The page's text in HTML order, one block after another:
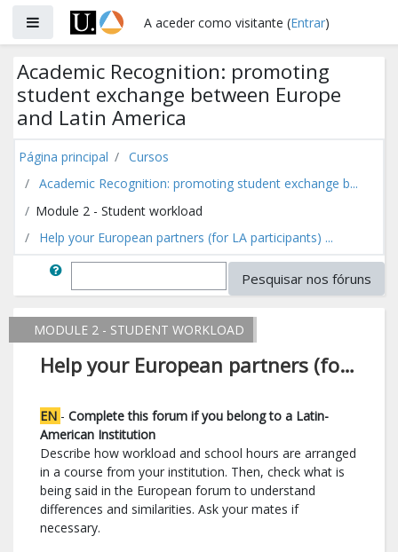
Ir para o conteúdo principal
Painel lateral A aceder como visitante (Entrar)
Academic Recognition: promoting
student exchange between Europe
and Latin America
Página principal
Cursos
Academic Recognition: promoting student exchange b...
Module 2 - Student workload
Help your European partners (for LA participants) ...
Pesquisar
Pesquisar nos fóruns
MODULE 2 - STUDENT WORKLOAD
Help your European partners (for LA participants) / Ajude os seus parceiros europeus (participantes LA) / Ayude a sus socios europeos (LA participantes)
EN - Complete this forum if you belong to a Latin-
American Institution
Describe how workload and school hours are arranged
in a course from your institution. Then, check what is
being said in the European forum to understand
differences and similarities. Ask your mates if
necessary.